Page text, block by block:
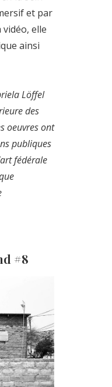
et par
vidéo, elle
ainsi
Löffel
des
oeuvres ont
publiques
fédérale
#8